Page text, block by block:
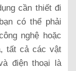
cần thiết đi
có thể phải
nghệ hoặc
tất cả các vật
điện thoại là